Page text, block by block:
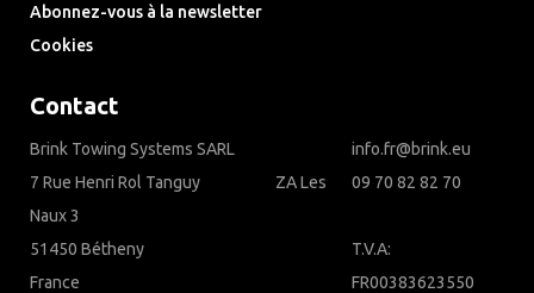
Abonnez-vous à la newsletter
Cookies
Contact
Brink Towing Systems SARL
7 Rue Henri Rol Tanguy‎ ‎ ‎ ‎ ‎ ‎ ‎ ‎ ‎ ‎ ‎ ‎ ‎ ‎ ‎ ‎ ‎ ‎ ‎ ‎ ‎ ZA Les
Naux 3
51450 Bétheny
France
info.fr@brink.eu
09 70 82 82 70
T.V.A:
FR00383623550